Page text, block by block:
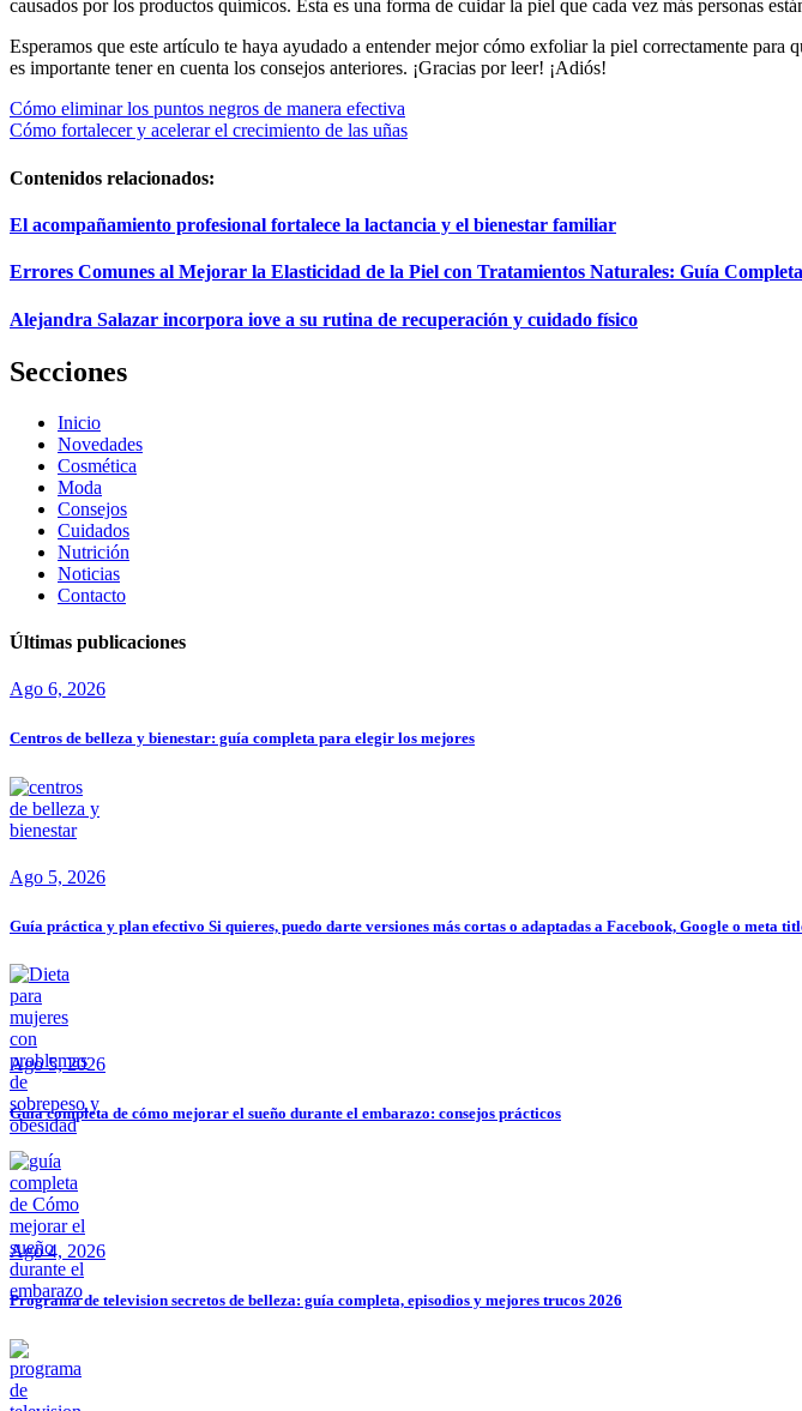
causados ​​por los productos químicos. Esta es una forma de cuidar la piel que cada vez más personas
Esperamos que este artículo te haya ayudado a entender mejor cómo exfoliar la piel correctamente para
es importante tener en cuenta los consejos anteriores. ¡Gracias por leer! ¡Adiós!
Navegación
de
entradas
Cómo eliminar los puntos negros de manera efectiva
Cómo fortalecer y acelerar el crecimiento de las uñas
Contenidos relacionados:
El acompañamiento profesional fortalece la lactancia y el bienestar familiar
Errores Comunes al Mejorar la Elasticidad de la Piel con Tratamientos Naturales: Guía Completa
Alejandra Salazar incorpora iove a su rutina de recuperación y cuidado físico
Secciones
Inicio
Novedades
Cosmética
Moda
Consejos
Cuidados
Nutrición
Noticias
Contacto
Últimas publicaciones
Ago 6, 2026
Centros de belleza y bienestar: guía completa para elegir los mejores
Ago 5, 2026
Guía práctica y plan efectivo Si quieres, puedo darte versiones más cortas o adaptadas a Facebook, Google o meta
Ago 5, 2026
Guía completa de cómo mejorar el sueño durante el embarazo: consejos prácticos
Ago 4, 2026
Programa de television secretos de belleza: guía completa, episodios y mejores trucos 2026